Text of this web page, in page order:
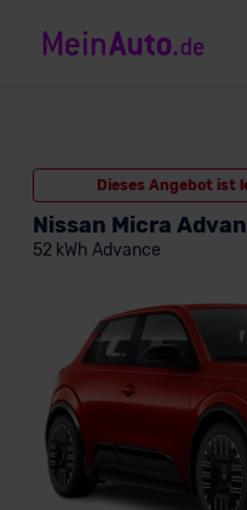
Dieses Angebot ist
Nissan Micra
52 kWh Advance